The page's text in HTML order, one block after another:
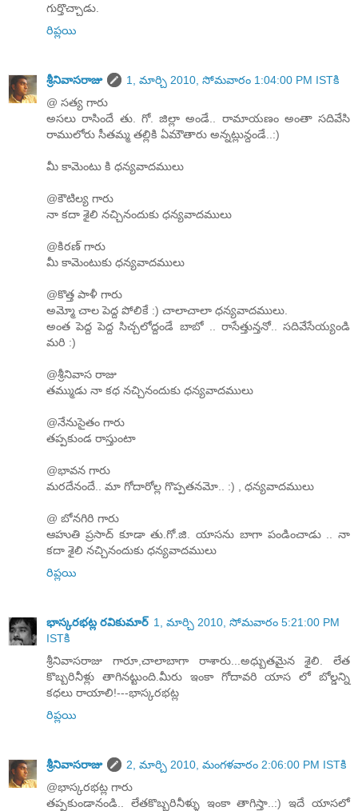
గుర్తొచ్చాడు.
రిప్లయి
శ్రీనివాసరాజు
1, మార్చి 2010, సోమవారం 1:04:00 PM ISTకి
@ సత్య గారు
అసలు రాసిందే తు. గో. జిల్లా అండే.. రామాయణం అంతా సదివేసి
రాములోరు సీతమ్మ తల్లికి ఏమౌతారు అన్నట్లున్దండే..:)
మీ కామెంటు కి ధన్యవాదములు
@కౌటిల్య గారు
నా కదా శైలి నచ్చినందుకు ధన్యవాదములు
@కిరణ్ గారు
మీ కామెంటుకు ధన్యవాదములు
@కొత్త పాళీ గారు
అమ్మో చాల పెద్ద పోలికే :) చాలాచాలా ధన్యవాదములు.
అంత పెద్ద పెద్ద సిచ్చలోద్దండే బాబో .. రాసేత్తున్తనో.. సదివేసేయ్యండి
మరి :)
@శ్రీనివాస రాజు
తమ్ముడు నా కధ నచ్చినందుకు ధన్యవాదములు
@నేనుసైతం గారు
తప్పకుండ రాస్తుంటా
@భావన గారు
మరదేనందే.. మా గోదారోల్ల గొప్పతనమో.. :) , ధన్యవాదములు
@ బోనగిరి గారు
ఆహుతి ప్రసాద్ కూడా తు.గో.జి. యాసను బాగా పండించాడు .. నా
కదా శైలి నచ్చినందుకు ధన్యవాదములు
రిప్లయి
భాస్కరభట్ల రవికుమార్ 1, మార్చి 2010, సోమవారం 5:21:00 PM
ISTకి
శ్రీనివాసరాజు గారూ,చాలాబాగా రాశారు...అధ్బుతమైన శైలి. లేత
కొబ్బరినీళ్లు తాగినట్టుంది.మీరు ఇంకా గోదావరి యాస లో బోల్డన్ని
కధలు రాయాలి!---భాస్కరభట్ల
రిప్లయి
శ్రీనివాసరాజు
2, మార్చి 2010, మంగళవారం 2:06:00 PM ISTకి
@భాస్కరభట్ల గారు
తప్పకుండానండి.. లేతకొబ్బరినీళ్ళు ఇంకా తాగిస్తా..:) ఇదే యాసలో